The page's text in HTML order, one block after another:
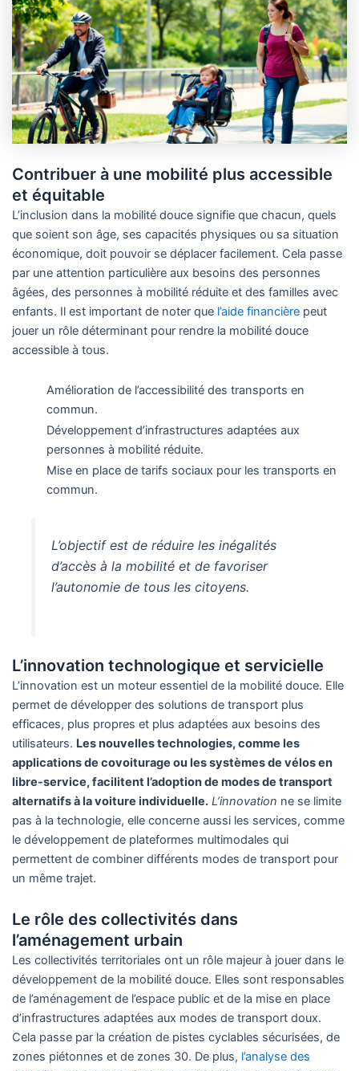
Contribuer à une mobilité plus accessible
et équitable
L’inclusion dans la mobilité douce signifie que chacun, quels
que soient son âge, ses capacités physiques ou sa situation
économique, doit pouvoir se déplacer facilement. Cela passe
par une attention particulière aux besoins des personnes
âgées, des personnes à mobilité réduite et des familles avec
enfants. Il est important de noter que l’aide financièrepeut
jouer un rôle déterminant pour rendre la mobilité douce
accessible à tous.
Amélioration de l’accessibilité des transports en
commun.
Développement d’infrastructures adaptées aux
personnes à mobilité réduite.
Mise en place de tarifs sociaux pour les transports en
commun.
L’objectif est de réduire les inégalités
d’accès à la mobilité et de favoriser
l’autonomie de tous les citoyens.
L’innovation technologique et servicielle
L’innovation est un moteur essentiel de la mobilité douce. Elle
permet de développer des solutions de transport plus
efficaces, plus propres et plus adaptées aux besoins des
utilisateurs. Les nouvelles technologies, comme les
applications de covoiturage ou les systèmes de vélos en
libre-service, facilitent l’adoption de modes de transport
alternatifs à la voiture individuelle. L’innovation ne se limite
pas à la technologie, elle concerne aussi les services, comme
le développement de plateformes multimodales qui
permettent de combiner différents modes de transport pour
un même trajet.
Le rôle des collectivités dans
l’aménagement urbain
Les collectivités territoriales ont un rôle majeur à jouer dans le
développement de la mobilité douce. Elles sont responsables
de l’aménagement de l’espace public et de la mise en place
d’infrastructures adaptées aux modes de transport doux.
Cela passe par la création de pistes cyclables sécurisées, de
zones piétonnes et de zones 30. De plus, l’analyse des